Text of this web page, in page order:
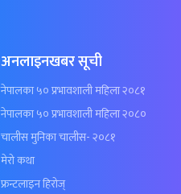
अनलाइनखबर सूची
नेपालका ५० प्रभावशाली महिला २०८१
नेपालका ५० प्रभावशाली महिला २०८०
चालीस मुनिका चालीस- २०८१
मेरो कथा
फ्रन्टलाइन हिरोज्